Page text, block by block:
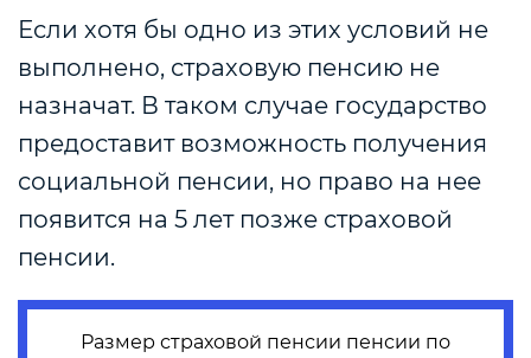
Если хотя бы одно из этих условий не
выполнено, страховую пенсию не
назначат. В таком случае государство
предоставит возможность получения
социальной пенсии, но право на нее
появится на 5 лет позже страховой
пенсии.
Размер страховой пенсии пенсии по